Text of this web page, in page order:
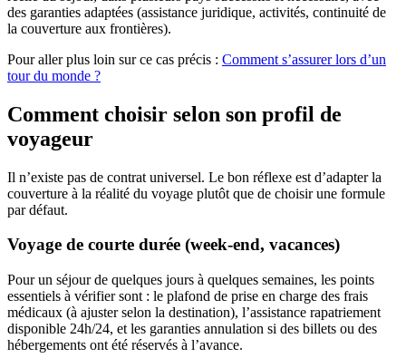
des garanties adaptées (assistance juridique, activités, continuité de
la couverture aux frontières).
Pour aller plus loin sur ce cas précis : Comment s’assurer lors d’un
tour du monde ?
Comment choisir selon son profil de
voyageur
Il n’existe pas de contrat universel. Le bon réflexe est d’adapter la
couverture à la réalité du voyage plutôt que de choisir une formule
par défaut.
Voyage de courte durée (week-end, vacances)
Pour un séjour de quelques jours à quelques semaines, les points
essentiels à vérifier sont : le plafond de prise en charge des frais
médicaux (à ajuster selon la destination), l’assistance rapatriement
disponible 24h/24, et les garanties annulation si des billets ou des
hébergements ont été réservés à l’avance.